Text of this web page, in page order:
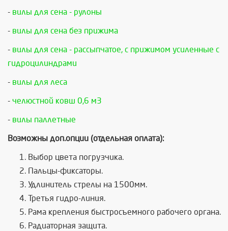
- вилы для сена - рулоны
- вилы для сена без прижима
- вилы для сена - рассыпчатое, с прижимом усиленные с
гидроцилиндрами
- вилы для леса
- челюстной ковш 0,6 м3
- вилы паллетные
Возможны доп.опции (отдельная оплата):
Выбор цвета погрузчика.
Пальцы-фиксаторы.
Удлинитель стрелы на 1500мм.
Третья гидро-линия.
Рама крепления быстросъемного рабочего органа.
Радиаторная защита.